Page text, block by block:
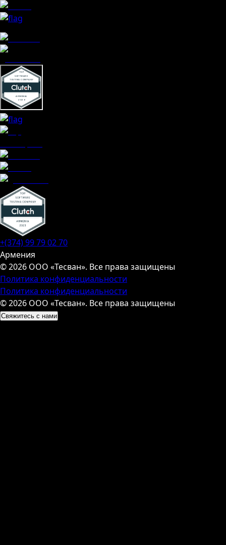
+(374) 99 79 02 70
Армения
© 2026 ООО «Тесван». Все права защищены
Политика конфиденциальности
Политика конфиденциальности
© 2026 ООО «Тесван». Все права защищены
Свяжитесь с нами